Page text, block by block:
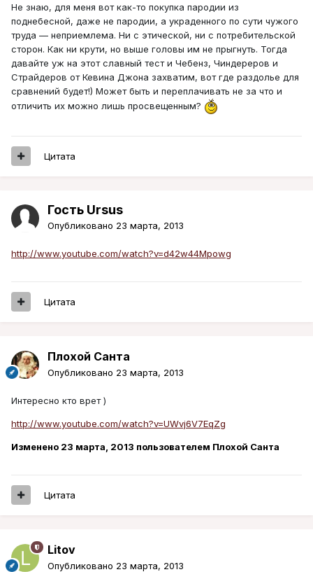
Не знаю, для меня вот как-то покупка пародии из
поднебесной, даже не пародии, а украденного по сути чужого
труда — неприемлема. Ни с этической, ни с потребительской
сторон. Как ни крути, но выше головы им не прыгнуть. Тогда
давайте уж на этот славный тест и Чебенз, Чиндереров и
Страйдеров от Кевина Джона захватим, вот где раздолье для
сравнений будет!) Может быть и переплачивать не за что и
отличить их можно лишь просвещенным?
Цитата
Гость Ursus
Опубликовано 23 марта, 2013
http://www.youtube.com/watch?v=d42w44Mpowg
Цитата
Плохой Санта
Опубликовано 23 марта, 2013
Интересно кто врет )
http://www.youtube.com/watch?v=UWvj6V7EqZg
Изменено 23 марта, 2013 пользователем Плохой Санта
Цитата
Litov
Опубликовано 23 марта, 2013